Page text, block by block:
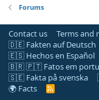
Forums
Contact us Terms and
🇩🇪 Fakten auf Deutsch
🇪🇸 Hechos en Español
🇧🇷 🇵🇹 Fatos em
🇸🇪 Fakta på svenska
🌍 Facts
R